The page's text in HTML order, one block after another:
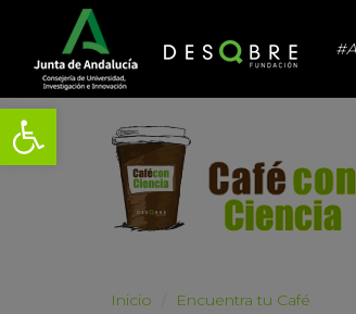
Abrir barra de herramientas
Inicio Encuentra tu Café